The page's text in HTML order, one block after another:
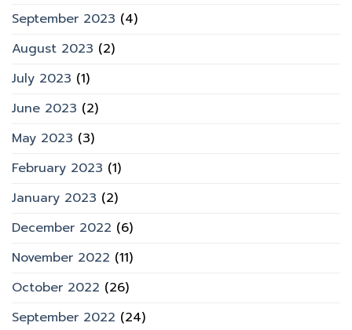
September 2023 (4)
August 2023 (2)
July 2023 (1)
June 2023 (2)
May 2023 (3)
February 2023 (1)
January 2023 (2)
December 2022 (6)
November 2022 (11)
October 2022 (26)
September 2022 (24)